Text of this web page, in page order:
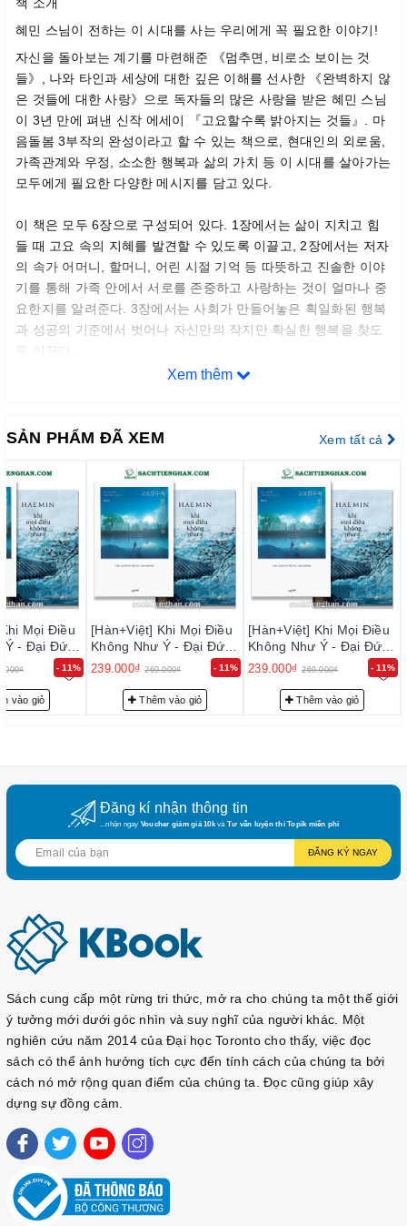
혜민 스님이 전하는 이 시대를 사는 우리에게 꼭 필요한 이야기!
자신을 돌아보는 계기를 마련해준 《멈추면, 비로소 보이는 것
들》, 나와 타인과 세상에 대한 깊은 이해를 선사한 《완벽하지 않
은 것들에 대한 사랑》으로 독자들의 많은 사랑을 받은 혜민 스님
이 3년 만에 펴낸 신작 에세이 『고요할수록 밝아지는 것들』. 마
음돌봄 3부작의 완성이라고 할 수 있는 책으로, 현대인의 외로움,
가족관계와 우정, 소소한 행복과 삶의 가치 등 이 시대를 살아가는
모두에게 필요한 다양한 메시지를 담고 있다.
이 책은 모두 6장으로 구성되어 있다. 1장에서는 삶이 지치고 힘
들 때 고요 속의 지혜를 발견할 수 있도록 이끌고, 2장에서는 저자
의 속가 어머니, 할머니, 어린 시절 기억 등 따뜻하고 진솔한 이야
기를 통해 가족 안에서 서로를 존중하고 사랑하는 것이 얼마나 중
요한지를 알려준다. 3장에서는 사회가 만들어놓은 획일화된 행복
과 성공의 기준에서 벗어나 자신만의 작지만 확실한 행복을 찾도
록 이끈다.
는 현대인들의 고질병이 된 ‘외로움’을 주제로 우리가 외로운 이
자세 등에 대해 이야기한다. 6장에는 독자들이 고요 속에서 깨어
있는 투명한 침묵을 만나기를, 마음의 본성을 찾기를 바라는 저자
의 간절한 바람을 담았다.
저자는 이 책에서 고요한 가운데 깨어있는 ‘적적성성寂寂惺惺’이
라는 옛 선사들의 경험에서 나온 지혜의 말을 전하고자 한다. 마음
이 고요해졌을 때 지금 상황과 내 마음을 천천히 살펴본다면 고요
속의 지혜가 답을 줄 것이라고 이야기하면서 복잡하고 소란한 세
상 속에서 나 자신을 잃어가는 사람들에게 내가 누구인지, 진짜 하
고 싶은 일은 무엇인지 찾아갈 수 있는 길을 안내해준다.
--------------------
Khi Mọi Điều Không Như Ý
khó khăn và thất bại bất ngờ?
Từ nỗi mất mát, đau khổ và cô đơn của những trải nghiệm
không như ý - trong cuốn sách ấm áp này - Đại đức Hae Min
ân cần dẫn dắt chúng ta tới nhận thức rằng những khoảnh
khắc ấy thực sự có thể là cơ hội hiếm có để khám phá bản
trong cuộc sống.
Khi cuộc sống trở nên bận rộn và khó khăn, hãy tặng cho bản
thân món quà đặc biệt là dừng lại. Dừng lại một lát, nhắm mắt
thấy như thế nào và lắng nghe tâm trí bạn đang nói gì lúc này,
như thể bạn đang nhìn mình trong gương vậy.
Xem thêm
SẢN PHẨM ĐÃ XEM Xem tất cả
- 11%
Mọi Điều
Ý - Đại Đức
요할수록 밝
vào giỏ
- 11%
[Hàn+Việt] Khi Mọi Điều
Không Như Ý - Đại Đức
Hae Min - 고요할수록 밝
239.000₫ 269.000₫
Thêm vào giỏ
- 11%
[Hàn+Việt] Khi Mọi Điều
Không Như Ý - Đại Đức
Hae Min - 고요할수록 밝
239.000₫ 269.000₫
Thêm vào giỏ
Đăng kí nhận thông tin
...nhận ngay Voucher giảm giá 10kvà Tư vấn luyện thi Topik miễn phí
ĐĂNG KÝ NGAY
Sách cung cấp một rừng tri thức, mở ra cho chúng ta một thế giới
ý tưởng mới dưới góc nhìn và suy nghĩ của người khác. Một
nghiên cứu năm 2014 của Đại học Toronto cho thấy, việc đọc
sách có thể ảnh hưởng tích cực đến tính cách của chúng ta bởi
cách nó mở rộng quan điểm của chúng ta. Đọc cũng giúp xây
dựng sự đồng cảm.